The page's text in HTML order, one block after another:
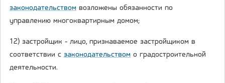
законодательством возложены обязанности по
управлению многоквартирным домом;
12) застройщик - лицо, признаваемое застройщиком в
соответствии с законодательством о градостроительной
деятельности.